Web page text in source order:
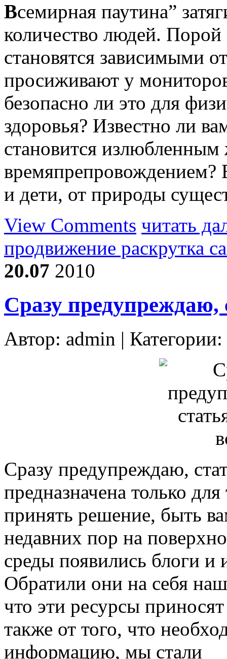
Всемирная паутина”
количество людей.
становятся зависимыми
просиживают у
безопасно ли это для
здоровья? Известно ли
становится
времяпрепровождением?
и дети, от природы
View Comments читать
продвижение раскрутка
20.07 2010
Сразу предупреждаю,
Автор: admin | Категории:
Сразу предупреждаю,
предназначена только
принять решение, быть
недавних пор на
среды появились блоги и
Обратили они на себя
что эти ресурсы
также от того, что
информацию, мы стали